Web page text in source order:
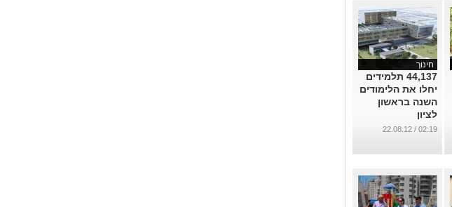
חינוך
44,137 תלמידים
יחלו את הלימודים
השנה בראשון
לציון
...
02:19 / 22.08.12